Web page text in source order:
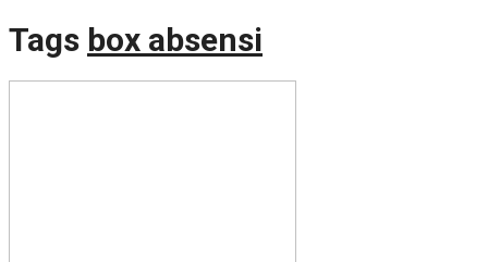
Tags box absensi